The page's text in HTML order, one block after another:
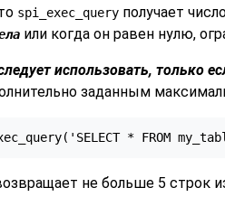
spi_exec_query получает
или когда он равен нулю,
использовать, только
заданным
* FROM
не больше 5 строк